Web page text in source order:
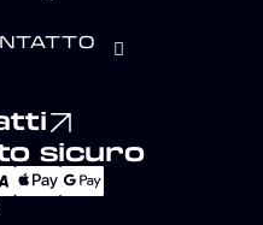
sicuro